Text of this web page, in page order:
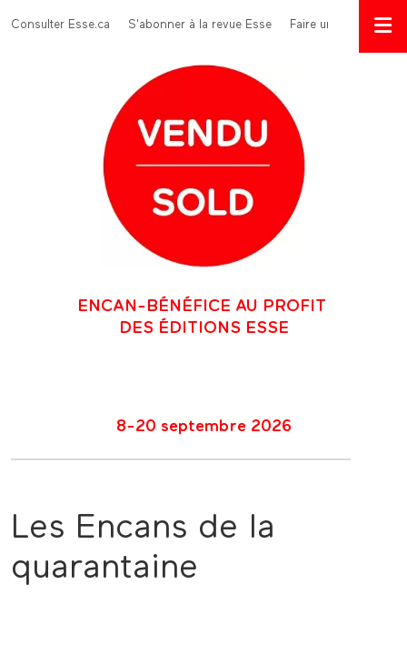
Menu Top
Consulter Esse.ca S'abonner à la revue Esse Faire un don
ENCAN-BÉNÉFICE AU PROFIT
DES ÉDITIONS ESSE
8-20 septembre 2026
Les Encans de la
quarantaine